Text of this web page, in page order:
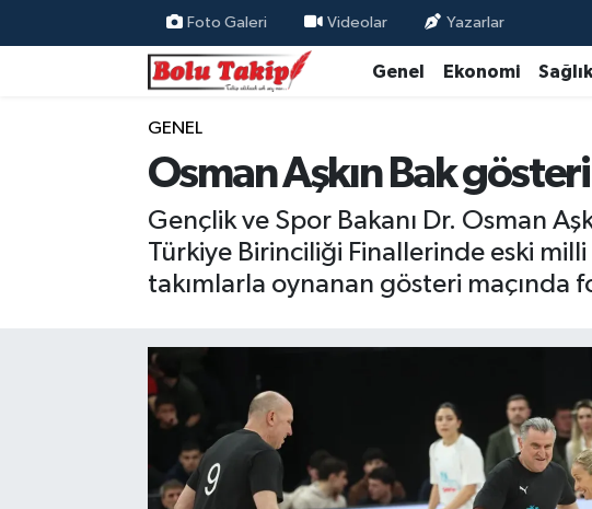
Foto Galeri Videolar Yazarlar
Genel Ekonomi Sağlık
GENEL
Osman Aşkın Bak
Gençlik ve Spor Bakanı Dr. Osman
Türkiye Birinciliği Finallerinde eski
takımlarla oynanan gösteri maçında